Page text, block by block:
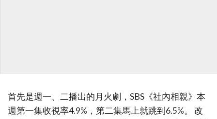
首先是週一、二播出的月火劇，SBS《社內相親》本
週第一集收視率4.9%，第二集馬上就跳到6.5%。 改